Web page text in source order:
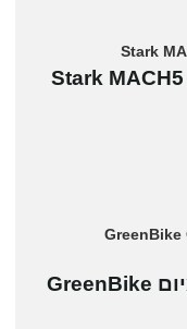
אופניים חשמליות סיטי פרימיום GreenBike